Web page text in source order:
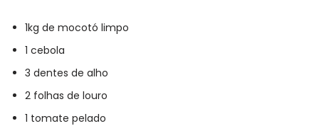
1kg de mocotó limpo
1 cebola
3 dentes de alho
2 folhas de louro
1 tomate pelado